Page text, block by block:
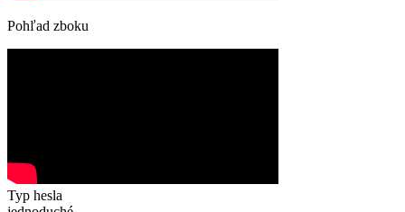
Pohľad zboku
Typ hesla